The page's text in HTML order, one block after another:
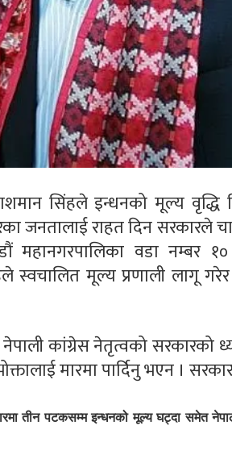
सिंहले इन्धनको मूल्य वृद्धि
जनतालाई राहत दिन सरकारले
महानगरपालिका वडा नम्बर
स्वचालित मूल्य प्रणाली लागू
कांग्रेस नेतृत्वको सरकारको
मारमा पार्दिनु भएन ।
तीन पटकसम्म इन्धनको मूल्य घट्दा